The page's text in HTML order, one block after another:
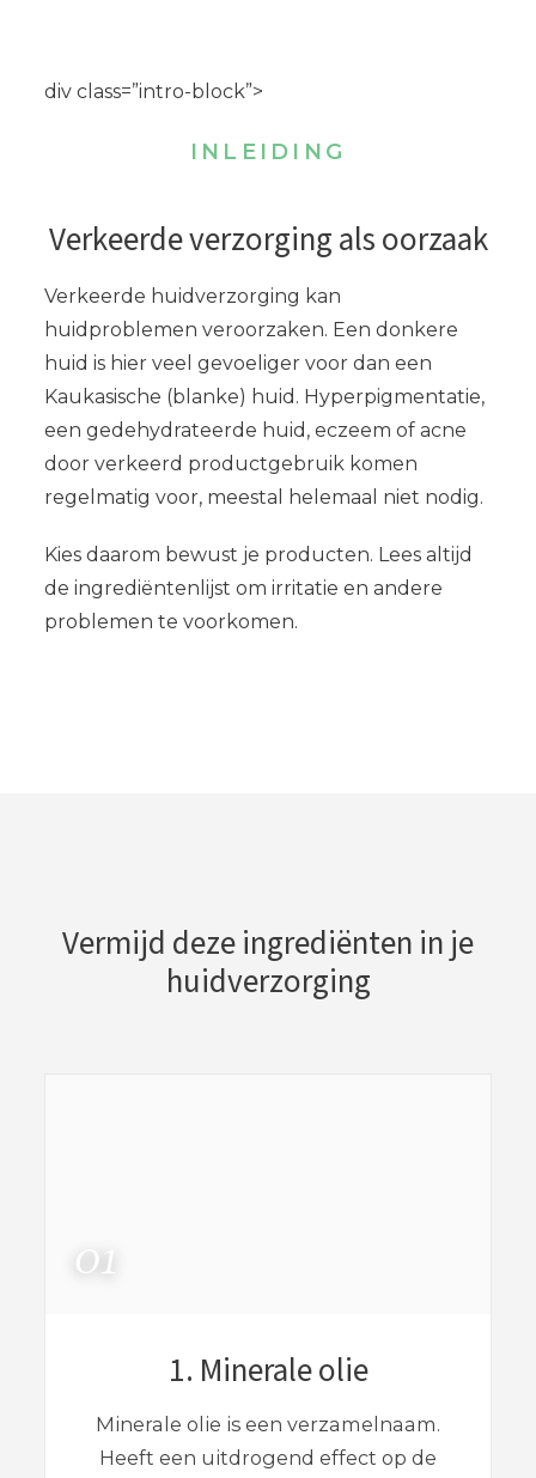
div class=”intro-block”>
INLEIDING
Verkeerde verzorging als oorzaak
Verkeerde huidverzorging kan
huidproblemen veroorzaken. Een donkere
huid is hier veel gevoeliger voor dan een
Kaukasische (blanke) huid. Hyperpigmentatie,
een gedehydrateerde huid, eczeem of acne
door verkeerd productgebruik komen
regelmatig voor, meestal helemaal niet nodig.
Kies daarom bewust je producten. Lees altijd
de ingrediëntenlijst om irritatie en andere
problemen te voorkomen.
Vermijd deze ingrediënten in je
huidverzorging
1. Minerale olie
Minerale olie is een verzamelnaam.
Heeft een uitdrogend effect op de